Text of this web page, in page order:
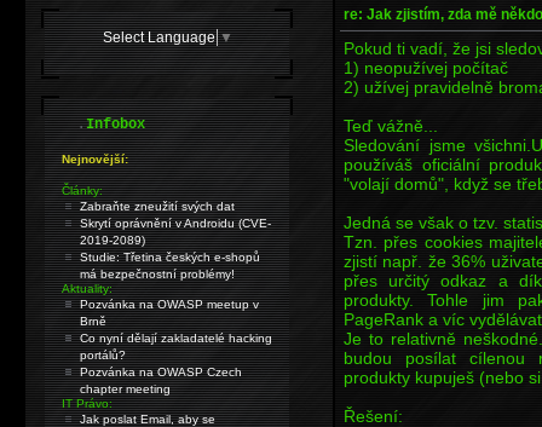
re: Jak zjistím, zda mě
Pokud ti vadí, že jsi
1) neopužívej počítač
2) užívej pravidelně
Teď vážně...
Sledování jsme
používáš oficiální
"volají domů", když se
Jedná se však o tzv.
Tzn. přes cookies
zjistí např. že 36%
přes určitý odkaz a
produkty. Tohle jim
PageRank a víc
Je to relativně
budou posílat cílenou
produkty kupuješ (nebo
Řešení:
Select Language ▼
.Infobox
Nejnovější:
Články:
Zabraňte zneužití svých dat
Skrytí oprávnění v Androidu (CVE-
2019-2089)
Studie: Třetina českých e-shopů
má bezpečnostní problémy!
Aktuality:
Pozvánka na OWASP meetup v
Brně
Co nyní dělají zakladatelé hacking
portálů?
Pozvánka na OWASP Czech
chapter meeting
IT Právo:
Jak poslat Email, aby se